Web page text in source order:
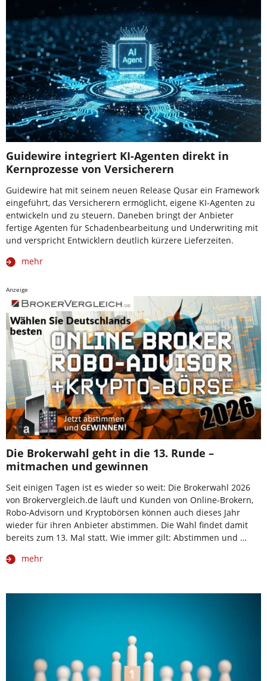
Guidewire integriert KI-Agenten direkt in
Kernprozesse von Versicherern
Guidewire hat mit seinem neuen Release Qusar ein Framework
eingeführt, das Versicherern ermöglicht, eigene KI-Agenten zu
entwickeln und zu steuern. Daneben bringt der Anbieter
fertige Agenten für Schadenbearbeitung und Underwriting mit
und verspricht Entwicklern deutlich kürzere Lieferzeiten.
mehr
Anzeige
Die Brokerwahl geht in die 13. Runde –
mitmachen und gewinnen
Seit einigen Tagen ist es wieder so weit: Die Brokerwahl 2026
von Brokervergleich.de läuft und Kunden von Online-Brokern,
Robo-Advisorn und Kryptobörsen können auch dieses Jahr
wieder für ihren Anbieter abstimmen. Die Wahl findet damit
bereits zum 13. Mal statt. Wie immer gilt: Abstimmen und …
mehr